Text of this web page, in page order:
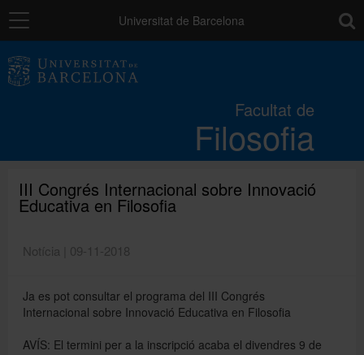
Navegació Universitat de Barcelona
Facultat de
Filosofia
Estudis
Recerca i innovació
Mobilitat
III Congrés Internacional sobre Innovació
Educativa en Filosofia
Notícia | 09-11-2018
Ja es pot consultar el programa del III Congrés
Internacional sobre Innovació Educativa en Filosofia
AVÍS: El termini per a la inscripció acaba el divendres 9 de